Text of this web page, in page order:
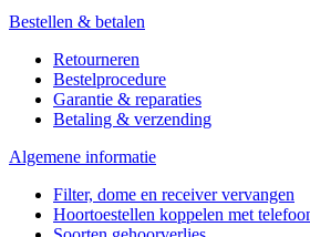
Bestellen & betalen
Retourneren
Bestelprocedure
Garantie & reparaties
Betaling & verzending
Algemene informatie
Filter, dome en receiver vervangen
Hoortoestellen koppelen met